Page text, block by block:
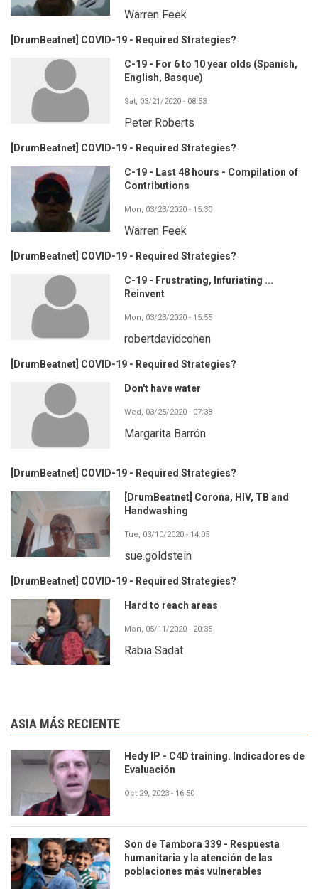
Warren Feek
[DrumBeatnet] COVID-19 - Required Strategies?
C-19 - For 6 to 10 year olds (Spanish,
English, Basque)
Sat, 03/21/2020 - 08:53
Peter Roberts
[DrumBeatnet] COVID-19 - Required Strategies?
C-19 - Last 48 hours - Compilation of
Contributions
Mon, 03/23/2020 - 15:30
Warren Feek
[DrumBeatnet] COVID-19 - Required Strategies?
C-19 - Frustrating, Infuriating ...
Reinvent
Mon, 03/23/2020 - 15:55
robertdavidcohen
[DrumBeatnet] COVID-19 - Required Strategies?
Don't have water
Wed, 03/25/2020 - 07:38
Margarita Barrón
[DrumBeatnet] COVID-19 - Required Strategies?
[DrumBeatnet] Corona, HIV, TB and
Handwashing
Tue, 03/10/2020 - 14:05
sue.goldstein
[DrumBeatnet] COVID-19 - Required Strategies?
Hard to reach areas
Mon, 05/11/2020 - 20:35
Rabia Sadat
ASIA MÁS RECIENTE
Hedy IP - C4D training. Indicadores de
Evaluación
Oct 29, 2023 - 16:50
Son de Tambora 339 - Respuesta
humanitaria y la atención de las
poblaciones más vulnerables